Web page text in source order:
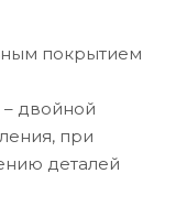
покрытием
– двойной
при
деталей